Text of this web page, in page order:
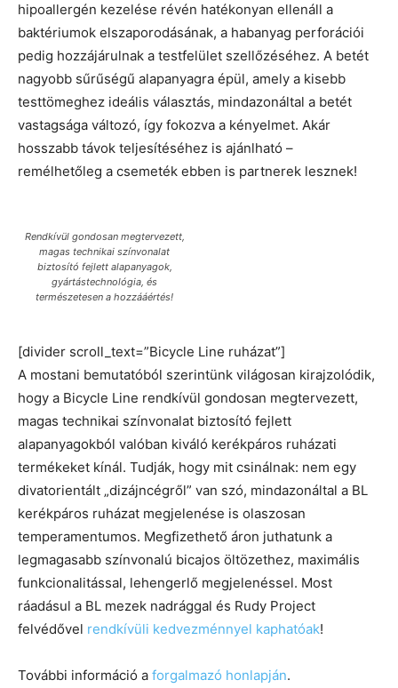
hipoallergén kezelése révén hatékonyan ellenáll a
baktériumok elszaporodásának, a habanyag perforációi
pedig hozzájárulnak a testfelület szellőzéséhez. A betét
nagyobb sűrűségű alapanyagra épül, amely a kisebb
testtömeghez ideális választás, mindazonáltal a betét
vastagsága változó, így fokozva a kényelmet. Akár
hosszabb távok teljesítéséhez is ajánlható –
remélhetőleg a csemeték ebben is partnerek lesznek!
Rendkívül gondosan megtervezett,
magas technikai színvonalat
biztosító fejlett alapanyagok,
gyártástechnológia, és
természetesen a hozzááértés!
[divider scroll_text=”Bicycle Line ruházat”]
A mostani bemutatóból szerintünk világosan kirajzolódik,
hogy a Bicycle Line rendkívül gondosan megtervezett,
magas technikai színvonalat biztosító fejlett
alapanyagokból valóban kiváló kerékpáros ruházati
termékeket kínál. Tudják, hogy mit csinálnak: nem egy
divatorientált „dizájncégről” van szó, mindazonáltal a BL
kerékpáros ruházat megjelenése is olaszosan
temperamentumos. Megfizethető áron juthatunk a
legmagasabb színvonalú bicajos öltözethez, maximális
funkcionalitással, lehengerlő megjelenéssel. Most
ráadásul a BL mezek nadrággal és Rudy Project
felvédővel rendkívüli kedvezménnyel kaphatóak!
További információ a forgalmazó honlapján.